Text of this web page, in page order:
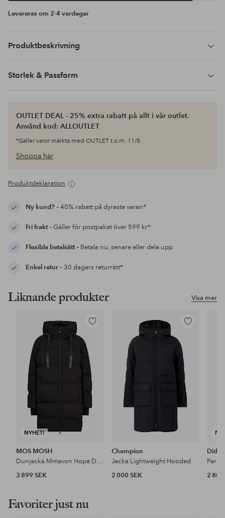
Levereras om 2-4 vardagar
Produktbeskrivning
Storlek & Passform
OUTLET DEAL - 25% extra rabatt på allt i vår outlet.
Använd kod: ALLOUTLET
*Gäller varor märkta med OUTLET t.o.m. 11/8.
Shoppa här
Produktdeklaration
Ny kund?– 40% rabatt på dyraste varan*
Fri frakt– Gäller för postpaket över 599 kr*
Flexibla betalsätt– Betala nu, senare eller dela upp
Enkel retur– 30 dagars returrätt*
Visa mer
Liknande produkter
NYHET!
Lägg
i
favoriter
MOS MOSH
Dunjacka Mmavon Hope Down
3 899 SEK
Lägg
i
favoriter
Champion
Jacka Lightweight Hooded
2 000 SEK
2 800
Favoriter just nu